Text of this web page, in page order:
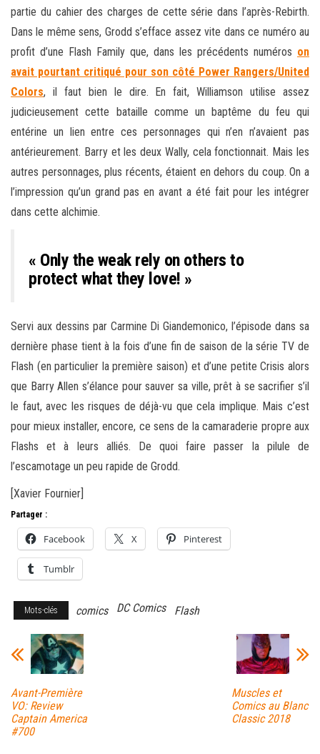
partie du cahier des charges de cette série dans l’après-Rebirth.
Dans le même sens, Grodd s’efface assez vite dans ce numéro au
profit d’une Flash Family que, dans les précédents numéros on
avait pourtant critiqué pour son côté Power Rangers/United
Colors, il faut bien le dire. En fait, Williamson utilise assez
judicieusement cette bataille comme un baptême du feu qui
entérine un lien entre ces personnages qui n’en n’avaient pas
antérieurement. Barry et les deux Wally, cela fonctionnait. Mais les
autres personnages, plus récents, étaient en dehors du coup. On a
l’impression qu’un grand pas en avant a été fait pour les intégrer
dans cette alchimie.
« Only the weak rely on others to
protect what they love! »
Servi aux dessins par Carmine Di Giandemonico, l’épisode dans sa
dernière phase tient à la fois d’une fin de saison de la série TV de
Flash (en particulier la première saison) et d’une petite Crisis alors
que Barry Allen s’élance pour sauver sa ville, prêt à se sacrifier s’il
le faut, avec les risques de déjà-vu que cela implique. Mais c’est
pour mieux installer, encore, ce sens de la camaraderie propre aux
Flashs et à leurs alliés. De quoi faire passer la pilule de
l’escamotage un peu rapide de Grodd.
[Xavier Fournier]
Partager :
Facebook X Pinterest
Tumblr
Mots-clés comics DC Comics Flash
Avant-Première
VO: Review
Captain America
#700
Muscles et
Comics au Blanc
Classic 2018